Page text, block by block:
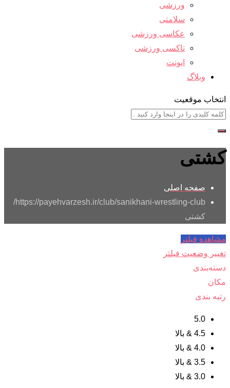
ورزشی
سلامتی
عکاسی ورزشی
تاکسی ورزشی
ایونت
وبلاگ
انتخاب موقعیت
کشتی
صفحه اصلی
https://payehvarzesh.ir/club/sanikhani-wrestling-club/
کشتی
مشاهده فیلتر
تغییر وضعیت فیلتر
دسته‌بندی
مکان
رتبه بندی
5.0
4.5 & بالا
4.0 & بالا
3.5 & بالا
3.0 & بالا